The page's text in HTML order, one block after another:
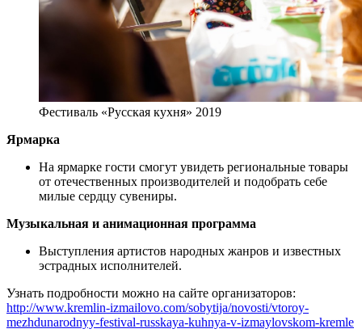
Фестиваль «Русская кухня» 2019
Ярмарка
На ярмарке гости смогут увидеть региональные товары
от отечественных производителей и подобрать себе
милые сердцу сувениры.
Музыкальная и анимационная программа
Выступления артистов народных жанров и известных
эстрадных исполнителей.
Узнать подробности можно на сайте организаторов:
http://www.kremlin-izmailovo.com/sobytija/novosti/vtoroy-
mezhdunarodnyy-festival-russkaya-kuhnya-v-izmaylovskom-kremle